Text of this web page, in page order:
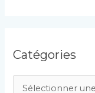
Catégories